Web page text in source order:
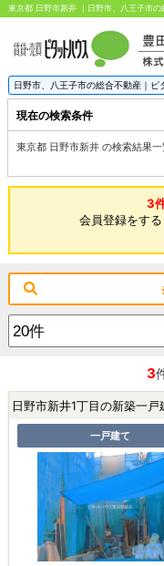
日野市、八王子市の総合不動産｜
現在の検索条件
東京都 日野市新井 の検索結果一
3
会員登録をす
3
日野市新井1丁目の新築一戸
一戸建て